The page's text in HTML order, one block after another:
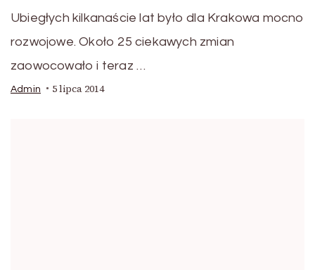
Ubiegłych kilkanaście lat było dla Krakowa mocno
rozwojowe. Około 25 ciekawych zmian
zaowocowało i teraz …
Admin 5 lipca 2014